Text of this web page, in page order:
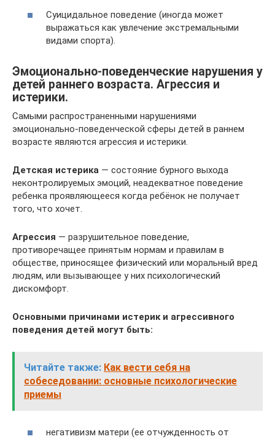
Суицидальное поведение (иногда может
выражаться как увлечение экстремальными
видами спорта).
Эмоционально-поведенческие нарушения у
детей раннего возраста. Агрессия и
истерики.
Самыми распространенными нарушениями
эмоционально-поведенческой сферы детей в раннем
возрасте являются агрессия и истерики.
Детская истерика — состояние бурного выхода
неконтролируемых эмоций, неадекватное поведение
ребенка проявляющееся когда ребёнок не получает
того, что хочет.
Агрессия — разрушительное поведение,
противоречащее принятым нормам и правилам в
обществе, приносящее физический или моральный вред
людям, или вызывающее у них психологический
дискомфорт.
Основными причинами истерик и агрессивного
поведения детей могут быть:
Читайте также: Как вести себя на
собеседовании: основные психологические
приемы
негативизм матери (ее отчужденность от